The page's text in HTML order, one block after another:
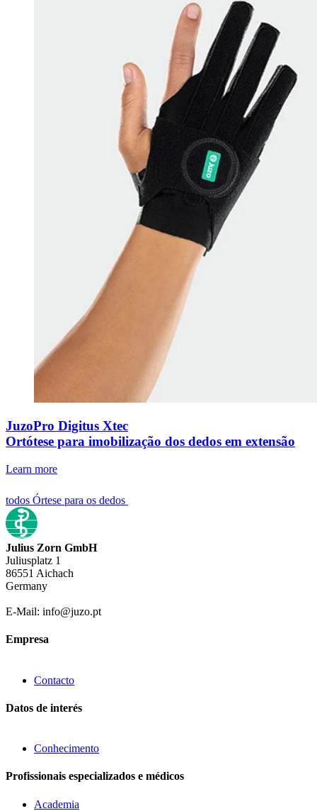
JuzoPro Digitus Xtec
Ortótese para imobilização dos dedos em extensão
Learn more
todos Órtese para os dedos
Julius Zorn GmbH
Juliusplatz 1
86551 Aichach
Germany
E-Mail: info@juzo.pt
Empresa
Contacto
Datos de interés
Conhecimento
Profissionais especializados e médicos
Academia